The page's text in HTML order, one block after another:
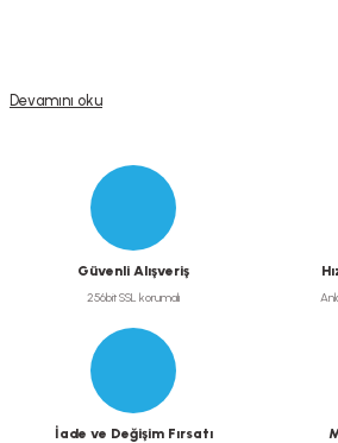
Güvenli Alışveriş
256bit SSL korumalı
İade ve Değişim Fırsatı